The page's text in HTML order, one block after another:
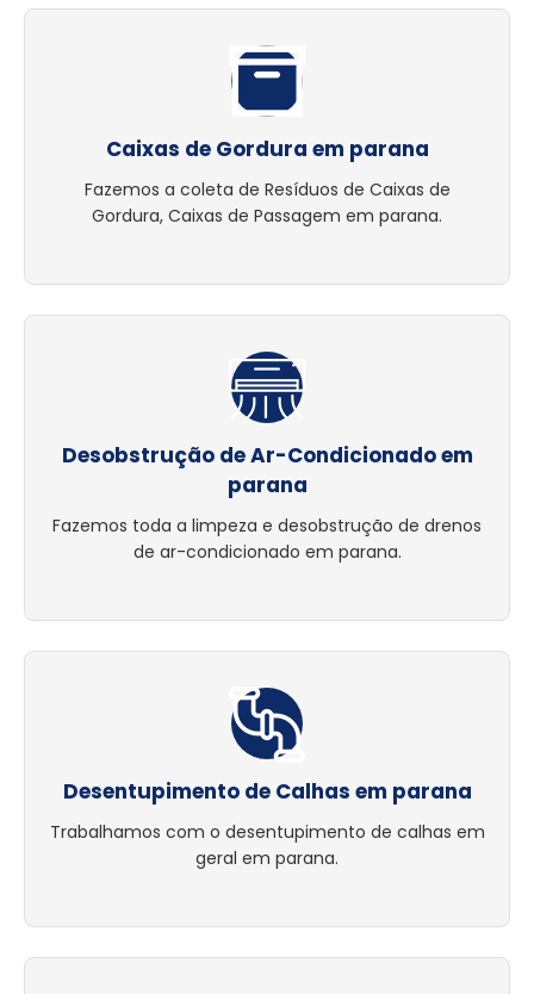
Caixas de Gordura em parana
Fazemos a coleta de Resíduos de Caixas de
Gordura, Caixas de Passagem em parana.
Desobstrução de Ar-Condicionado em
parana
Fazemos toda a limpeza e desobstrução de drenos
de ar-condicionado em parana.
Desentupimento de Calhas em parana
Trabalhamos com o desentupimento de calhas em
geral em parana.